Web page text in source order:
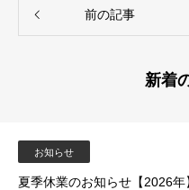
前の記事
新着
お知らせ
夏季休業のお知らせ【2026年